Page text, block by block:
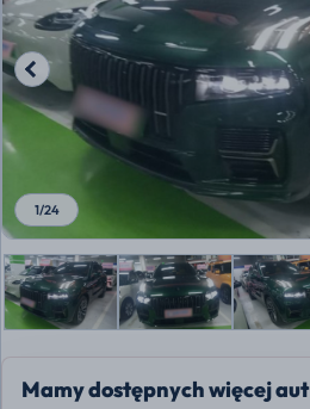
1/24
Mamy dostępnych więcej aut